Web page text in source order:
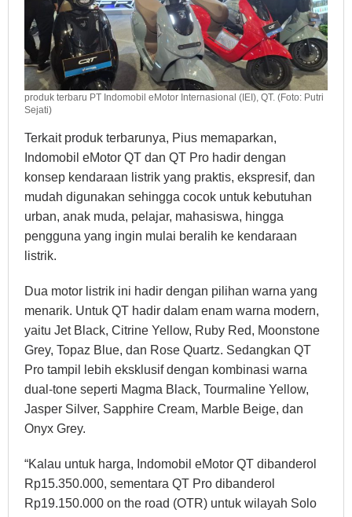
produk terbaru PT Indomobil eMotor Internasional (IEI), QT. (Foto: Putri
Sejati)
Terkait produk terbarunya, Pius memaparkan,
Indomobil eMotor QT dan QT Pro hadir dengan
konsep kendaraan listrik yang praktis, ekspresif, dan
mudah digunakan sehingga cocok untuk kebutuhan
urban, anak muda, pelajar, mahasiswa, hingga
pengguna yang ingin mulai beralih ke kendaraan
listrik.
Dua motor listrik ini hadir dengan pilihan warna yang
menarik. Untuk QT hadir dalam enam warna modern,
yaitu Jet Black, Citrine Yellow, Ruby Red, Moonstone
Grey, Topaz Blue, dan Rose Quartz. Sedangkan QT
Pro tampil lebih eksklusif dengan kombinasi warna
dual-tone seperti Magma Black, Tourmaline Yellow,
Jasper Silver, Sapphire Cream, Marble Beige, dan
Onyx Grey.
“Kalau untuk harga, Indomobil eMotor QT dibanderol
Rp15.350.000, sementara QT Pro dibanderol
Rp19.150.000 on the road (OTR) untuk wilayah Solo